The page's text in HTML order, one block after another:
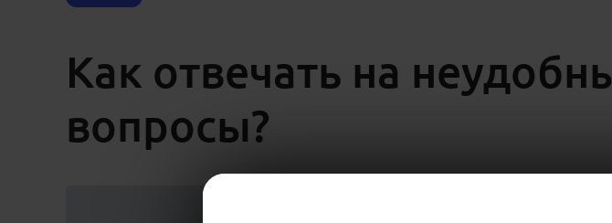
Как отвечать на
вопросы?